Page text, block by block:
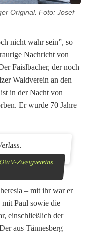
Original. Foto: Josef
nicht wahr sein”, so
Nachricht von
Faislbacher, der noch
Waldverein an den
in der Nacht von
Er wurde 70 Jahre
Zweigvereins
– mit ihr war er
mit Paul sowie die
einschließlich der
aus Tännesberg